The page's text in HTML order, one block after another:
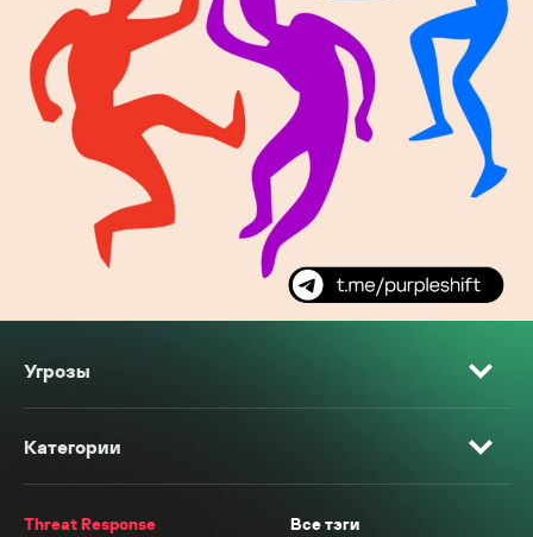
Угрозы
Категории
Threat Response Все тэги